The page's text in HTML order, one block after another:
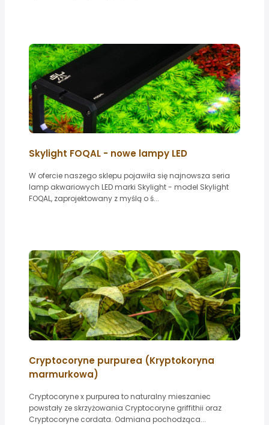
Skylight FOQAL - nowe lampy LED
W ofercie naszego sklepu pojawiła się najnowsza seria
lamp akwariowych LED marki Skylight - model Skylight
FOQAL, zaprojektowany z myślą o ś...
Cryptocoryne purpurea (Kryptokoryna
marmurkowa)
Cryptocoryne x purpurea to naturalny mieszaniec
powstały ze skrzyżowania Cryptocoryne griffithii oraz
Cryptocoryne cordata. Odmiana pochodząca...